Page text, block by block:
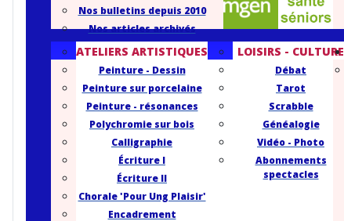
Nos bulletins depuis 2010
Nos articles archivés
ATELIERS ARTISTIQUES
Peinture - Dessin
Peinture sur porcelaine
Peinture - résonances
Polychromie sur bois
Calligraphie
Écriture I
Écriture II
Chorale 'Pour Ung Plaisir'
Encadrement
LOISIRS - CULTURE
Débat
Tarot
Scrabble
Généalogie
Vidéo - Photo
Abonnements
spectacles